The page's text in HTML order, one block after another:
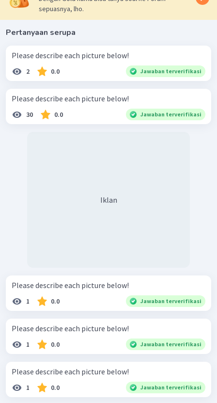
sepuasnya, lho.
Pertanyaan serupa
Please describe each picture below!
2 0.0 Jawaban terverifikasi
Please describe each picture below!
30 0.0 Jawaban terverifikasi
Iklan
Please describe each picture below!
1 0.0 Jawaban terverifikasi
Please describe each picture below!
1 0.0 Jawaban terverifikasi
Please describe each picture below!
1 0.0 Jawaban terverifikasi